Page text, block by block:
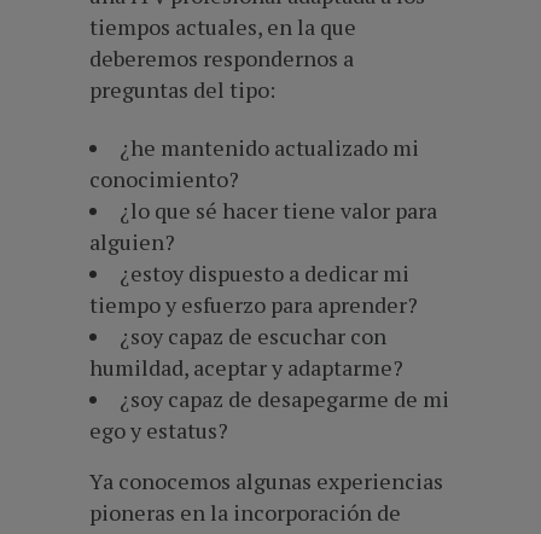
tiempos actuales, en la que
deberemos respondernos a
preguntas del tipo:
¿he mantenido actualizado mi
conocimiento?
¿lo que sé hacer tiene valor para
alguien?
¿estoy dispuesto a dedicar mi
tiempo y esfuerzo para aprender?
¿soy capaz de escuchar con
humildad, aceptar y adaptarme?
¿soy capaz de desapegarme de mi
ego y estatus?
Ya conocemos algunas experiencias
pioneras en la incorporación de